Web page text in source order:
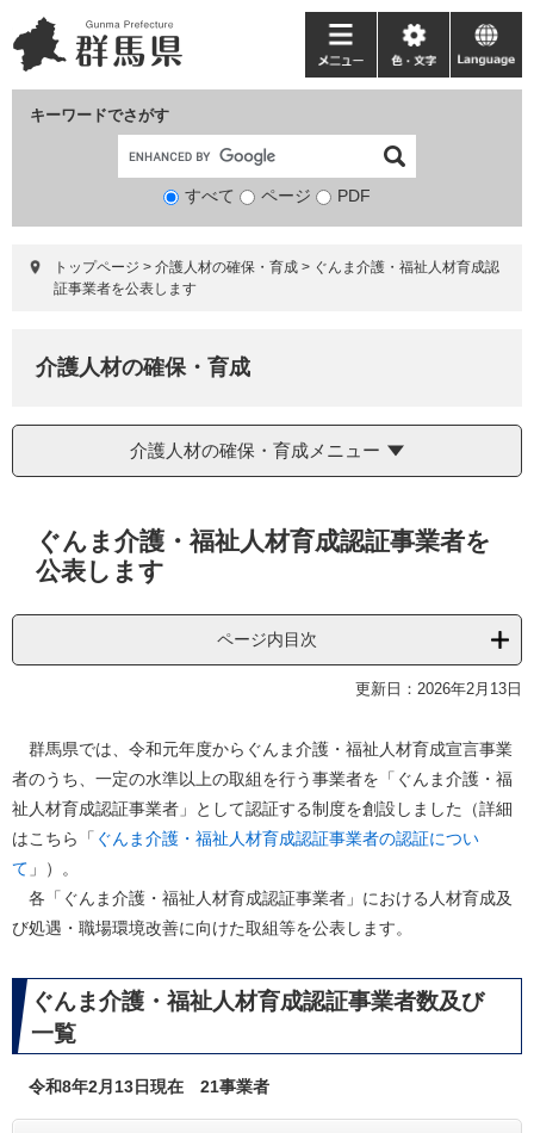
ー
ジ
ニ
ュ
て
キーワードでさがす
検
象
すべて ページ PDF
メ
ニ
ー
色・
文
language
トップページ > 介護人材の確保・育成 > ぐんま介護・福祉人材育成認
証事業者を公表します
介護人材の確保・育成
介護人材の確保・育成メニュー
ぐんま介護・福祉人材育成認証事業者を
公表します
ページ内目次
更新日：2026年2月13日
​群馬県では、令和元年度からぐんま介護・福祉人材育成宣言事業
者のうち、一定の水準以上の取組を行う事業者を「ぐんま介護・福
祉人材育成認証事業者」として認証する制度を創設しました（詳細
はこちら「 ぐんま介護・福祉人材育成認証事業者の認証につい
て 」）。
各「ぐんま介護・福祉人材育成認証事業者」における人材育成及
び処遇・職場環境改善に向けた取組等を公表します。
ぐんま介護・福祉人材育成認証事業者数及び
一覧
令和8年2月13日現在 21事業者​